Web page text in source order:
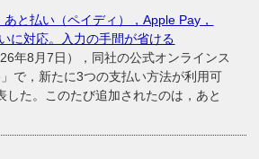
あと払い（ペイディ），Apple Pay，
に対応。入力の手間が省ける
年8月7日），同社の公式オンラインス
で，新たに3つの支払い方法が利用可
した。このたび追加されたのは，あと